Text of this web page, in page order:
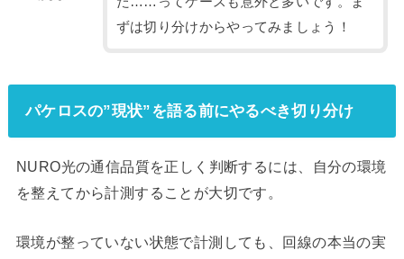
ずは切り分けからやってみましょう！
パケロスの”現状”を語る前にやるべき切り分け
NURO光の通信品質を正しく判断するには、自分の環境
を整えてから計測することが大切です。
環境が整っていない状態で計測しても、回線の本当の実